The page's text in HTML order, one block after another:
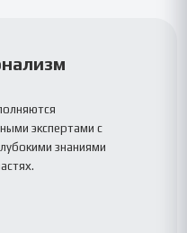
экспертами с
знаниями